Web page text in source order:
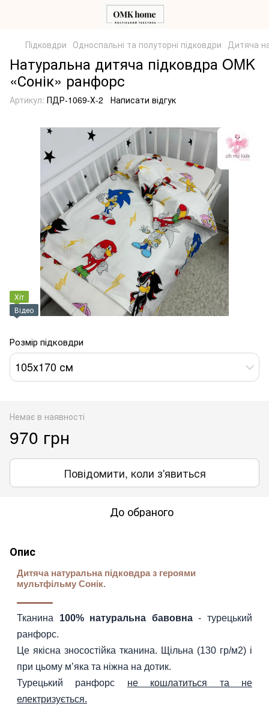
Підковдри Односпальні та полуторні підковдри Дитяча
Натуральна дитяча підковдра OMK
«Сонік» ранфорс
Артикул: ПДР-1069-Х-2 Написати відгук
Хіт
Відео
Розмір підковдри
105х170 см
Немає в наявності
970 грн
Повідомити, коли з'явиться
До обраного
Опис
Дитяча натуральна підковдра з героями
мультфільму Сонік.
Тканина 100% натуральна бавовна- турецький
ранфорс.
Це якісна зносостійка тканина. Щільна (130 гр/м2) і
при цьому мʼяка та ніжна на дотик.
Турецький ранфорс не кошлатиться та не
електризується.